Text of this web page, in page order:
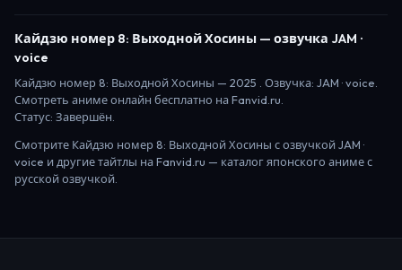
Кайдзю номер 8: Выходной Хосины — озвучка JAM ·
voice
Кайдзю номер 8: Выходной Хосины — 2025
. Озвучка: JAM · voice.
Смотреть аниме онлайн бесплатно на Fanvid.ru.
Статус: Завершён
Смотрите Кайдзю номер 8: Выходной Хосины с озвучкой JAM ·
voice и другие тайтлы на Fanvid.ru — каталог японского аниме с
русской озвучкой.